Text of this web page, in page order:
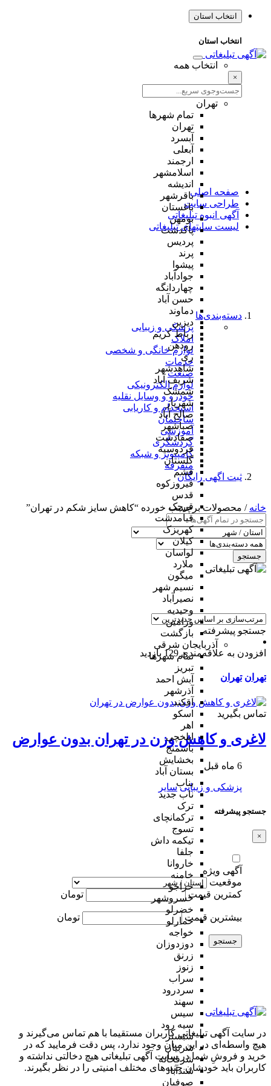
انتخاب استان
انتخاب استان
انتخاب همه
×
تهران
تمام شهر‌ها
تهران
آبسرد
آبعلی
ارجمند
اسلامشهر
اندیشه
باقرشهر
باغستان
بومهن
پاکدشت
پردیس
پرند
پیشوا
جوادآباد
چهاردانگه
حسن آباد
دماوند
دیزین
رباط کریم
رودهن
ری
شاهدشهر
شریف آباد
شمشک
شهریار
صالح آباد
صباشهر
صفادشت
فردوسیه
گلستان
فشم
فیروزکوه
قدس
قرچک
قیامدشت
کهریزک
کیلان
لواسان
ملارد
میگون
نسیم شهر
نصیرآباد
وحیدیه
ورامین
بازگشت
آذربایجان شرقی
تمام شهر‌ها
تبریز
آبش احمد
آذرشهر
آقکند
اسکو
اهر
ایلخچی
باسمنج
بخشایش
بستان آباد
بناب
ناب جدید
ترک
ترکمانچای
تسوج
تیکمه داش
جلفا
خاروانا
خامنه
خراجو
خسروشهر
خضرلو
خمارلو
خواجه
دوزدوزان
زرنق
زنوز
سراب
سردرود
سهند
سیس
سیه رود
شبستر
شربیان
شرفخانه
شندآباد
صوفیان
صفحه اصلی
طراحی سایت
آگهی انبوه تبلیغاتی
لیست سایتهای تبلیغاتی
دسته‌بندی‌ها
پزشکی و زیبایی
املاک
لوازم خانگی و شخصی
خدمات
صنعت
لوازم الکترونیکی
خودرو و وسایل نقلیه
استخدام و کاریابی
ساختمان
آموزشی
گردشگری
کامپیوتر و شبکه
متفرقه
ثبت اگهی رایگان
خانه / محصولات برچسب خورده “کاهش سایز شکم در تهران”
جستجو
جستجو پیشرفته
افزودن به علاقه‌مندی 129 بازدید
تهران تهران
تماس بگیرید
لاغری و کاهش وزن در تهران بدون عوارض
6 ماه قبل
پزشکی و زیبایی سایر
جستجو پیشرفته
×
آگهی ویژه
موقعیت
کمترین قیمت
تومان
بیشترین قیمت تومان
جستجو
در سایت آگهی تبلیغاتی کاربران مستقیما با هم تماس می‌گیرند و
هیچ واسطه‌ای در این میان وجود ندارد، پس دقت فرمایید که در
خرید و فروشِ شما در سایت آگهی تبلیغاتی هیچ دخالتی نداشته و
کاربران باید خودشان جنبه‌های مختلف امنیتی را در نظر بگیرند.